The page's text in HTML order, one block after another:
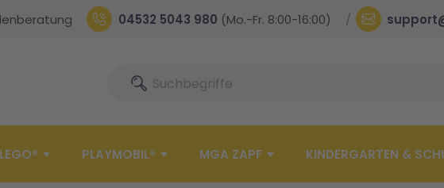
04532 5043 980 (Mo.-Fr. 8:00-16:00)
SucheSuche
LEGO® PLAYMOBIL® MGA ZAPF KINDERGARTEN &